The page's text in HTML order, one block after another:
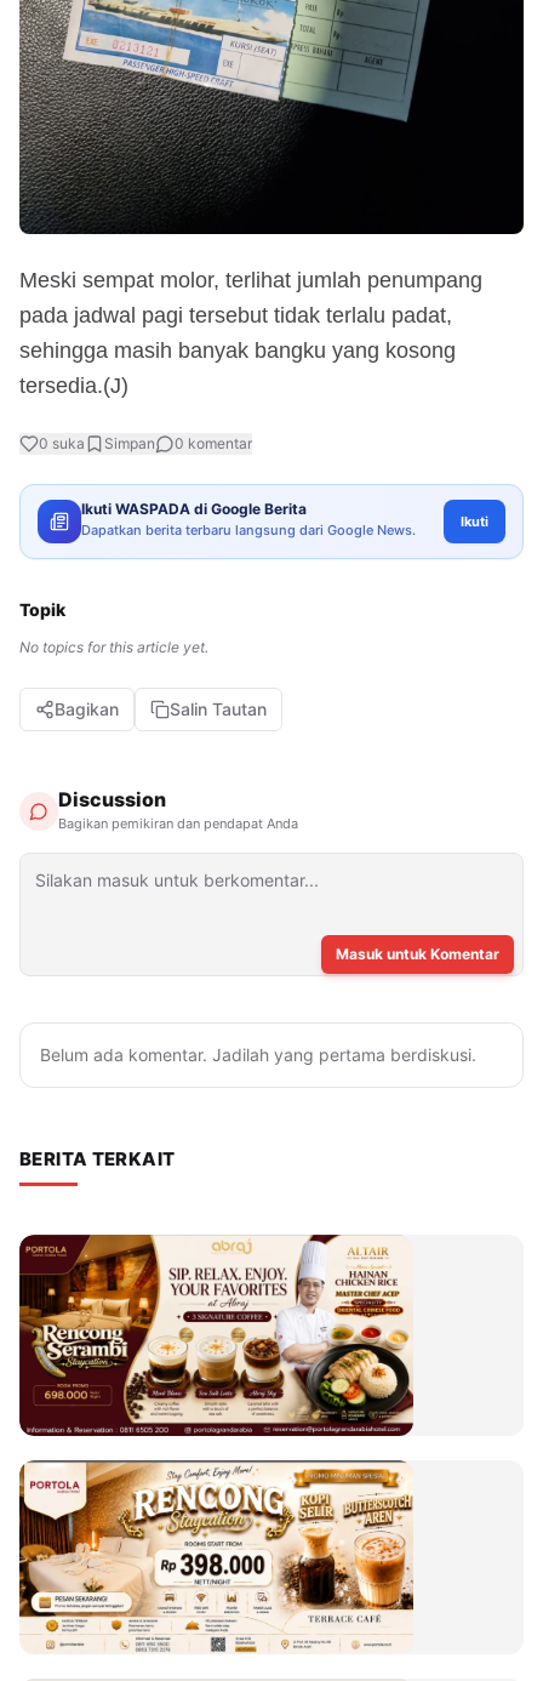
Meski sempat molor, terlihat jumlah penumpang
pada jadwal pagi tersebut tidak terlalu padat,
sehingga masih banyak bangku yang kosong
tersedia.(J)
0 suka Simpan 0 komentar
Ikuti WASPADA di Google Berita
Dapatkan berita terbaru langsung dari Google News. Ikuti
Topik
No topics for this article yet.
Bagikan Salin Tautan
Discussion
Bagikan pemikiran dan pendapat Anda
Masuk untuk Komentar
Belum ada komentar. Jadilah yang pertama berdiskusi.
BERITA TERKAIT